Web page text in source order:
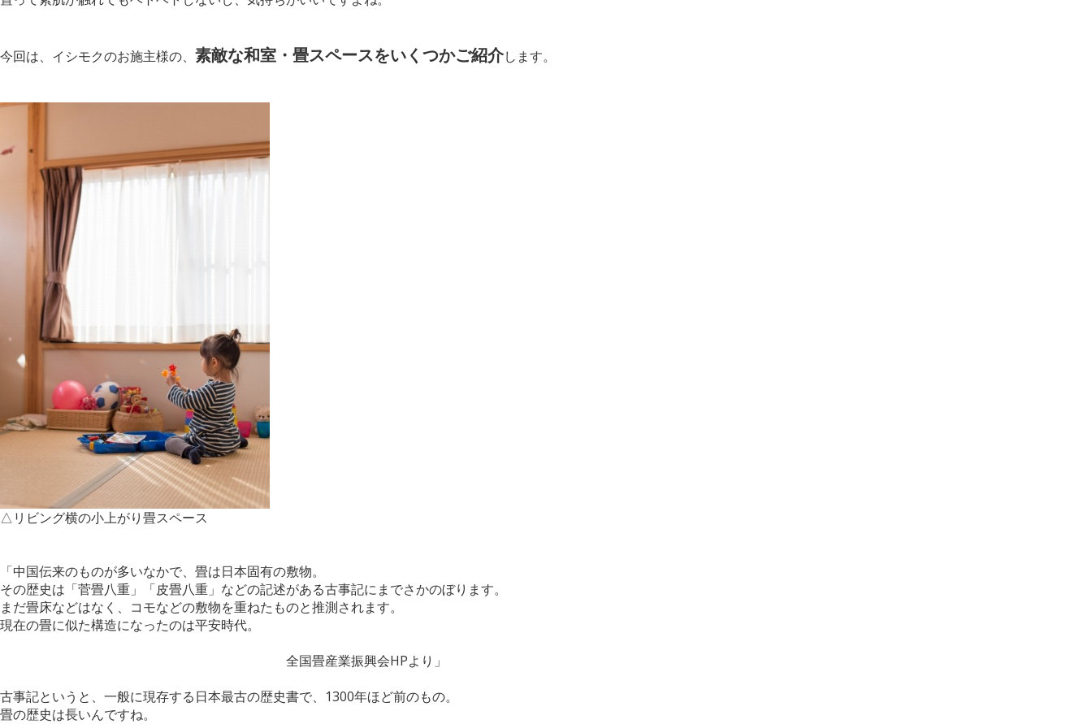
今回は、イシモクのお施主様の、 素敵な和室・畳スペースをいくつかご紹介します。
△リビング横の小上がり畳スペース
「中国伝来のものが多いなかで、畳は日本固有の敷物。
その歴史は「菅畳八重」「皮畳八重」などの記述がある古事記にまでさかのぼります。
まだ畳床などはなく、コモなどの敷物を重ねたものと推測されます。
現在の畳に似た構造になったのは平安時代。
全国畳産業振興会HPより」
古事記というと、一般に現存する日本最古の歴史書で、1300年ほど前のもの。
畳の歴史は長いんですね。